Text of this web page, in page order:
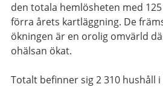
den totala hemlösheten med
förra årets kartläggning. De
ökningen är en orolig omvärld
ohälsan ökat.
Totalt befinner sig 2 310 hushåll